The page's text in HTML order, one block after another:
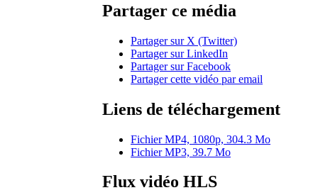
Partager ce média
Partager sur X (Twitter)
Partager sur LinkedIn
Partager sur Facebook
Partager cette vidéo par email
Liens de téléchargement
Fichier MP4, 1080p, 304.3 Mo
Fichier MP3, 39.7 Mo
Flux vidéo HLS